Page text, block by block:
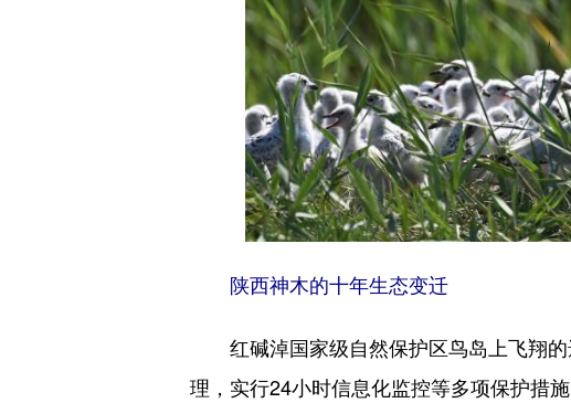
陕西神木的十年生态变迁
红碱淖国家级自然保护区鸟岛上飞翔的
理，实行24小时信息化监控等多项保护措